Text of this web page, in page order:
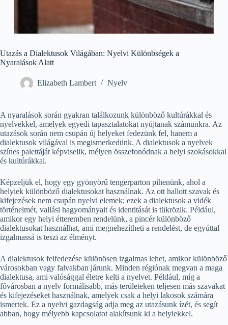
Utazás a Dialektusok Világában: Nyelvi Különbségek a
Nyaralások Alatt
Elizabeth Lambert Nyelv
A nyaralások során gyakran találkozunk különböző kultúrákkal és
nyelvekkel, amelyek egyedi tapasztalatokat nyújtanak számunkra. Az
utazások során nem csupán új helyeket fedezünk fel, hanem a
dialektusok világával is megismerkedünk. A dialektusok a nyelvek
színes palettáját képviselik, mélyen összefonódnak a helyi szokásokkal
és kultúrákkal.
Képzeljük el, hogy egy gyönyörű tengerparton pihenünk, ahol a
helyiek különböző dialektusokat használnak. Az ott hallott szavak és
kifejezések nem csupán nyelvi elemek; ezek a dialektusok a vidék
történelmét, vallási hagyományait és identitását is tükrözik. Például,
amikor egy helyi étteremben rendelünk, a pincér különböző
dialektusokat használhat, ami megnehezítheti a rendelést, de egyúttal
izgalmassá is teszi az élményt.
A dialektusok felfedezése különösen izgalmas lehet, amikor különböző
városokban vagy falvakban járunk. Minden régiónak megvan a maga
dialektusa, ami valósággal életre kelti a nyelvet. Például, míg a
fővárosban a nyelv formálisabb, más területeken teljesen más szavakat
és kifejezéseket használnak, amelyek csak a helyi lakosok számára
ismertek. Ez a nyelvi gazdagság adja meg az utazásunk ízét, és segít
abban, hogy mélyebb kapcsolatot alakítsunk ki a helyiekkel.